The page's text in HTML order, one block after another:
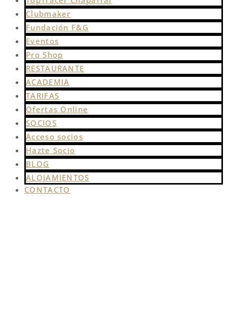
Clubmaker
Fundación F&G
Eventos
Pro Shop
RESTAURANTE
ACADEMIA
TARIFAS
Ofertas Online
SOCIOS
Acceso socios
Hazte Socio
BLOG
ALOJAMIENTOS
CONTACTO